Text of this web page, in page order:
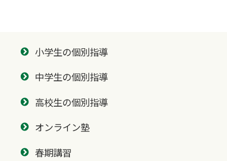
小学生の個別指導
中学生の個別指導
高校生の個別指導
オンライン塾
春期講習